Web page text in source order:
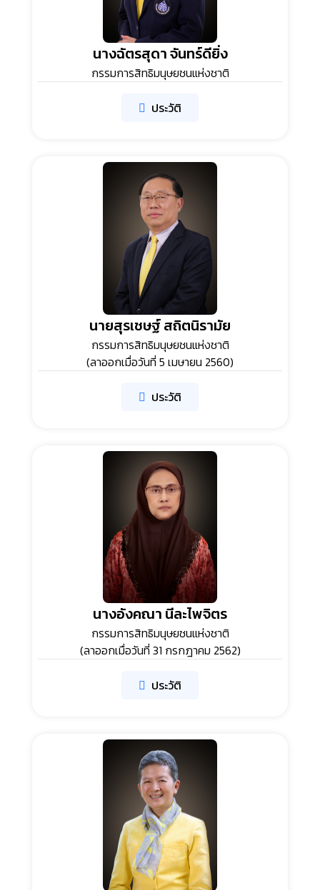
นางฉัตรสุดา จันทร์ดียิ่ง
กรรมการสิทธิมนุษยชนแห่งชาติ
ประวัติ
นายสุรเชษฐ์ สถิตนิรามัย
กรรมการสิทธิมนุษยชนแห่งชาติ
(ลาออกเมื่อวันที่ 5 เมษายน 2560)
ประวัติ
นางอังคณา นีละไพจิตร
กรรมการสิทธิมนุษยชนแห่งชาติ
(ลาออกเมื่อวันที่ 31 กรกฎาคม 2562)
ประวัติ